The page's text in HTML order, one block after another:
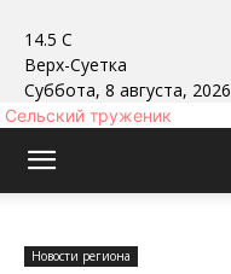
14.5 C
Верх-Суетка
Суббота, 8 августа, 2026
Сельский труженик
Новости региона